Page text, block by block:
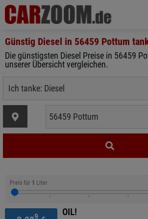
Günstig Diesel in 56459 Pottum
Die günstigsten Diesel Preise in 56459
unserer Übersicht vergleichen.
Preis für 1 Liter
9 OIL!